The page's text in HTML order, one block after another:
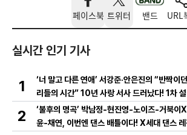
페이스북 트위터 밴드 URL
실시간 인기 기사
1
‘너 말고 다른 연애’ 서강준·안은진의 “반짝이
리들의 시간” 10년 사랑 서사 드러났다! 1차
저 영상 공개!
2
‘불후의 명곡’ 박남정-현진영-노이즈-거북이X
윤-채연, 이번엔 댄스 배틀이다! X세대 댄스 레